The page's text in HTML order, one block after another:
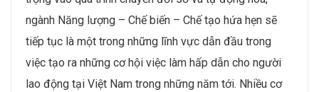
Mở rộng hợp tác quốc tế và thu hút nhân tài toàn cầu
Với việc mở rộng hợp tác quốc tế trong lĩnh vực Năng